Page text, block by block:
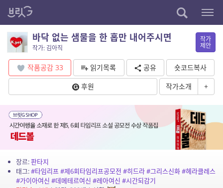
바닥 없는 샘물을 한 홉만 내어주시면
작가: 김아직
작가
제안
작품공감 33 읽기목록 공유
숏코드복사
후원
작가소개 +
장르:판타지
태그:#타임리프#제6회타임리프공모전 #히드라#그리스신화#헤라클레스
#가이아여신 #데메테르여신 #레아여신 #시간되감기